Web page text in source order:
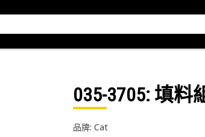
035-3705: 填料
品牌: Cat